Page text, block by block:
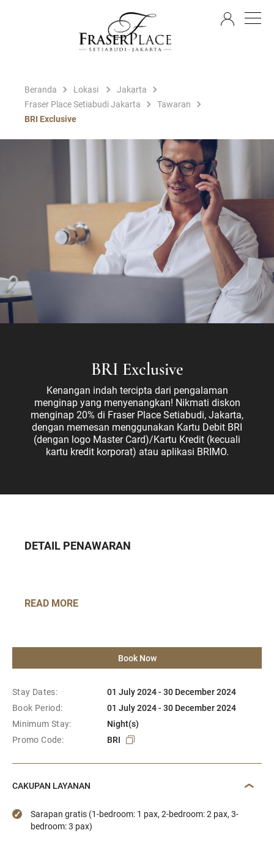
Beranda Lokasi
Jakarta
Fraser Place Setiabudi Jakarta
Tawaran
BRI Exclusive
BRI Exclusive
Kenangan indah tercipta dari pengalaman
menginap yang menyenangkan! Nikmati diskon
menginap 20% di Fraser Place Setiabudi, Jakarta,
dengan memesan menggunakan Kartu Debit BRI
(dengan logo Master Card)/Kartu Kredit (kecuali
kartu kredit korporat) atau aplikasi BRIMO.
DETAIL PENAWARAN
READ MORE
Book Now
Stay Dates:
01 July 2024 - 30 December 2024
Book Period:
01 July 2024 - 30 December 2024
Minimum Stay:
Night(s)
Promo Code:
BRI
CAKUPAN LAYANAN
Sarapan gratis (1-bedroom: 1 pax, 2-bedroom: 2 pax, 3-
bedroom: 3 pax)